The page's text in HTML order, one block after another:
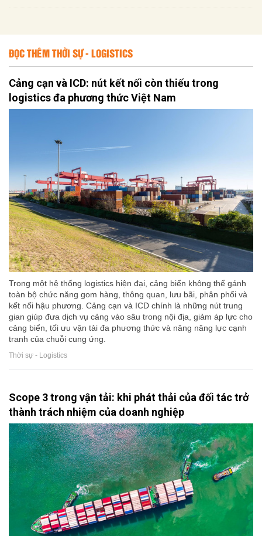
ĐỌC THÊM THỜI SỰ - LOGISTICS
Cảng cạn và ICD: nút kết nối còn thiếu trong
logistics đa phương thức Việt Nam
Trong một hệ thống logistics hiện đại, cảng biển không thể gánh
toàn bộ chức năng gom hàng, thông quan, lưu bãi, phân phối và
kết nối hậu phương. Cảng cạn và ICD chính là những nút trung
gian giúp đưa dịch vụ cảng vào sâu trong nội địa, giảm áp lực cho
cảng biển, tối ưu vận tải đa phương thức và nâng năng lực cạnh
tranh của chuỗi cung ứng.
Thời sự - Logistics
Scope 3 trong vận tải: khi phát thải của đối tác trở
thành trách nhiệm của doanh nghiệp